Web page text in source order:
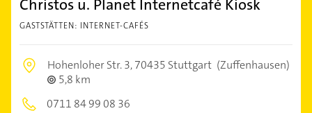
Christos u. Planet Internetcafé Kiosk
GASTSTÄTTEN: INTERNET-CAFÉS
Hohenloher Str. 3,70435 Stuttgart (Zuffenhausen)
5,8 km
0711 84 99 08 36